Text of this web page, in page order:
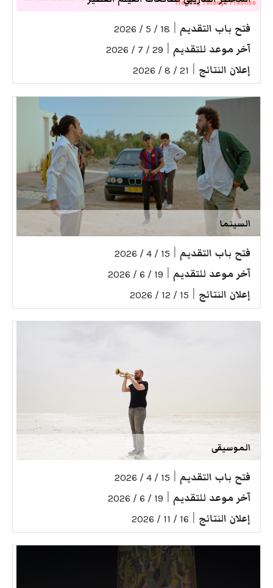
فتح باب التقديم 18 / 5 / 2026
آخر موعد للتقديم 29 / 7 / 2026
إعلان النتائج 21 / 8 / 2026
السينما
فتح باب التقديم 15 / 4 / 2026
آخر موعد للتقديم 19 / 6 / 2026
إعلان النتائج 15 / 12 / 2026
الموسيقى
فتح باب التقديم 15 / 4 / 2026
آخر موعد للتقديم 19 / 6 / 2026
إعلان النتائج 16 / 11 / 2026